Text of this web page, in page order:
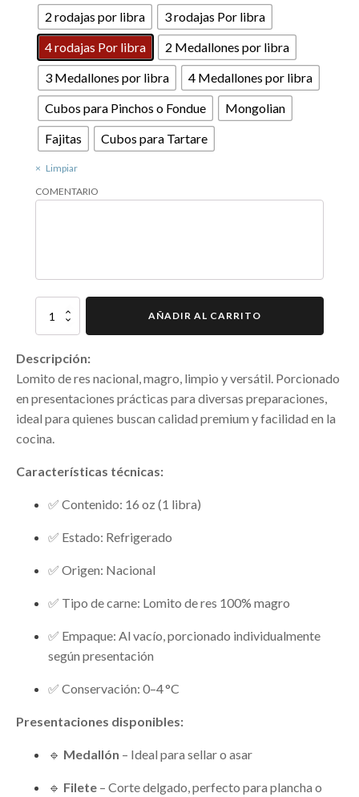
2 rodajas por libra
3 rodajas Por libra
4 rodajas Por libra
2 Medallones por libra
3 Medallones por libra
4 Medallones por libra
Cubos para Pinchos o Fondue
Mongolian
Fajitas
Cubos para Tartare
Limpiar
COMENTARIO
Lomito
Porcionado
(16
oz
magro)
quantity
AÑADIR AL CARRITO
Descripción:
Lomito de res nacional, magro, limpio y versátil. Porcionado
en presentaciones prácticas para diversas preparaciones,
ideal para quienes buscan calidad premium y facilidad en la
cocina.
Características técnicas:
✅ Contenido: 16 oz (1 libra)
✅ Estado: Refrigerado
✅ Origen: Nacional
✅ Tipo de carne: Lomito de res 100% magro
✅ Empaque: Al vacío, porcionado individualmente
según presentación
✅ Conservación: 0–4 °C
Presentaciones disponibles:
🔹 Medallón – Ideal para sellar o asar
🔹 Filete – Corte delgado, perfecto para plancha o